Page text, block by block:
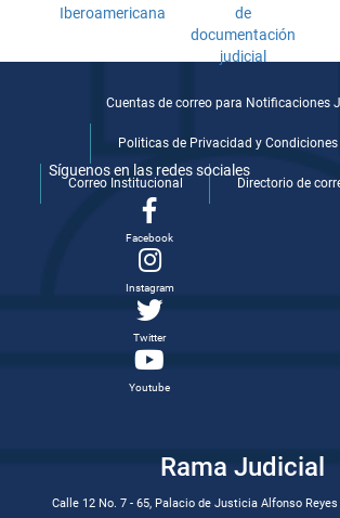
Cuentas de correo para Notificaciones
Politicas de Privacidad y Condiciones
Correo Institucional Directorio de
Síguenos en las redes sociales
Facebook
Instagram
Twitter
Youtube
Rama Judicial
Calle 12 No. 7 - 65, Palacio de Justicia Alfonso